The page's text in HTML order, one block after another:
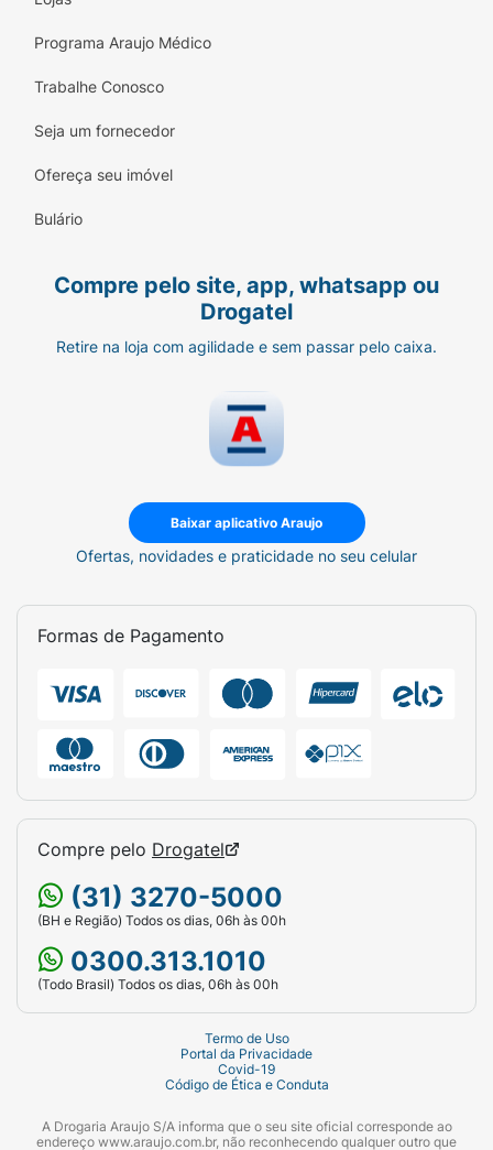
Composição:Butane, Isobutane, Propane,
Dicaprylyl Ether, Caprylic/Capric Triglyceride,
Octyldodecanol, Triethyl Citrate,
Palmitamidopropyltrimonium Chloride,
Propylene Glycol, Disteardimonium Hectorite,
Tetramethyl Acetyloctahydronaphthalenes, d-
Pogostemon Cablin Oil, Alpha-Isomethyl
Ionone, Beta-Caryophyllene, Rose Ketones,
das axilas. Espere secar antes de se vestir.
Em caso de funcionamento anormal da
válvula, vire o frasco para baixo e agite bem.
Programa Araujo Médico
Trabalhe Conosco
Seja um fornecedor
Ofereça seu imóvel
Bulário
Compre pelo site, app, whatsapp ou
Drogatel
Retire na loja com agilidade e sem passar pelo caixa.
Baixar aplicativo Araujo
Ofertas, novidades e praticidade no seu celular
Formas de Pagamento
Compre pelo Drogatel
(31) 3270-5000
(BH e Região) Todos os dias, 06h às 00h
0300.313.1010
(Todo Brasil) Todos os dias, 06h às 00h
Termo de Uso
Portal da Privacidade
Covid-19
Código de Ética e Conduta
A Drogaria Araujo S/A informa que o seu site oficial corresponde ao
endereço www.araujo.com.br, não reconhecendo qualquer outro que